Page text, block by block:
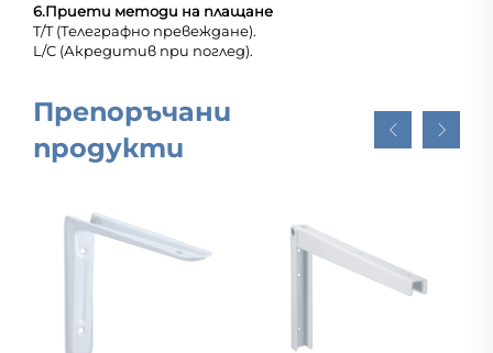
6.Приети методи на плащане
T/T (Телеграфно превеждане).
L/C (Акредитив при поглед).
Препоръчани
продукти